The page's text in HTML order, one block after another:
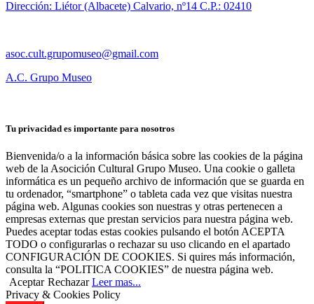
Dirección: Liétor (Albacete) Calvario, nº14 C.P.: 02410
asoc.cult.grupomuseo@gmail.com
A.C. Grupo Museo
Tu privacidad es importante para nosotros
Bienvenida/o a la información básica sobre las cookies de la página
web de la Asocición Cultural Grupo Museo. Una cookie o galleta
informática es un pequeño archivo de información que se guarda en
tu ordenador, “smartphone” o tableta cada vez que visitas nuestra
página web. Algunas cookies son nuestras y otras pertenecen a
empresas externas que prestan servicios para nuestra página web.
Puedes aceptar todas estas cookies pulsando el botón ACEPTA
TODO o configurarlas o rechazar su uso clicando en el apartado
CONFIGURACIÓN DE COOKIES. Si quires más información,
consulta la “POLITICA COOKIES” de nuestra página web.
Aceptar Rechazar Leer mas...
Privacy & Cookies Policy